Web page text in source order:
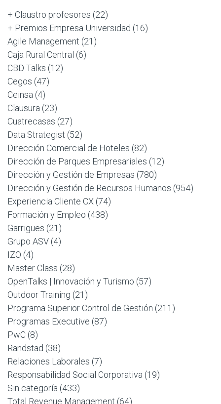
+ Claustro profesores (22)
+ Premios Empresa Universidad (16)
Agile Management (21)
Caja Rural Central (6)
CBD Talks (12)
Cegos (47)
Ceinsa (4)
Clausura (23)
Cuatrecasas (27)
Data Strategist (52)
Dirección Comercial de Hoteles (82)
Dirección de Parques Empresariales (12)
Dirección y Gestión de Empresas (780)
Dirección y Gestión de Recursos Humanos (954)
Experiencia Cliente CX (74)
Formación y Empleo (438)
Garrigues (21)
Grupo ASV (4)
IZO (4)
Master Class (28)
OpenTalks | Innovación y Turismo (57)
Outdoor Training (21)
Programa Superior Control de Gestión (211)
Programas Executive (87)
PwC (8)
Randstad (38)
Relaciones Laborales (7)
Responsabilidad Social Corporativa (19)
Sin categoría (433)
Total Revenue Management (64)